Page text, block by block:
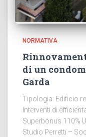
NORMATIVA
di un
Garda
Tipologia: Edificio
Interventi di
Superbonus 110%
Studio Perretti –